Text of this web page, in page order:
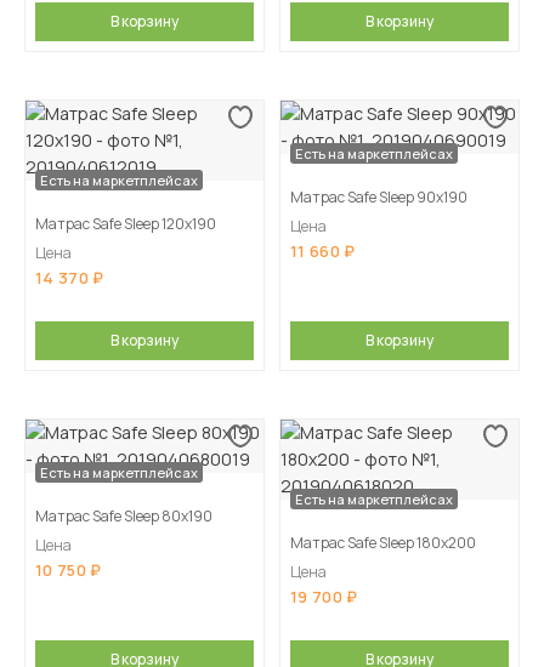
В корзину В корзину
Есть на маркетплейсах
Матрас Safe Sleep 120х190
Цена
14 370
В корзину
Есть на маркетплейсах
Матрас Safe Sleep 90х190
Цена
11 660
В корзину
Есть на маркетплейсах
Матрас Safe Sleep 80х190
Цена
10 750
В корзину
Есть на маркетплейсах
Матрас Safe Sleep 180х200
Цена
19 700
В корзину